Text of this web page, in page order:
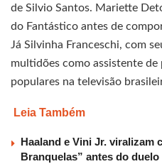
de Silvio Santos. Mariette
do Fantástico antes de
Já Silvinha Franceschi, com
multidões como assistente de
populares na televisão
Leia Também
Haaland e Vini Jr. viralizam
Branquelas” antes do